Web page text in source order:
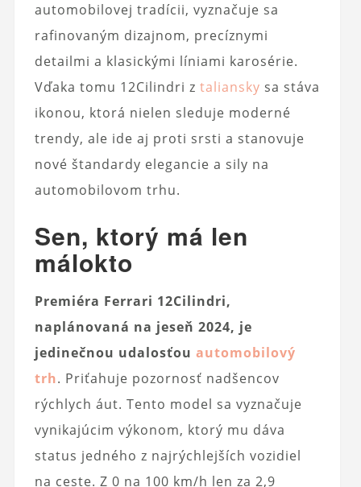
automobilovej tradícii, vyznačuje sa
rafinovaným dizajnom, precíznymi
detailmi a klasickými líniami karosérie.
Vďaka tomu 12Cilindri z taliansky sa stáva
ikonou, ktorá nielen sleduje moderné
trendy, ale ide aj proti srsti a stanovuje
nové štandardy elegancie a sily na
automobilovom trhu.
Sen, ktorý má len
málokto
Premiéra Ferrari 12Cilindri,
naplánovaná na jeseň 2024, je
jedinečnou udalosťou automobilový
trh. Priťahuje pozornosť nadšencov
rýchlych áut. Tento model sa vyznačuje
vynikajúcim výkonom, ktorý mu dáva
status jedného z najrýchlejších vozidiel
na ceste. Z 0 na 100 km/h len za 2,9